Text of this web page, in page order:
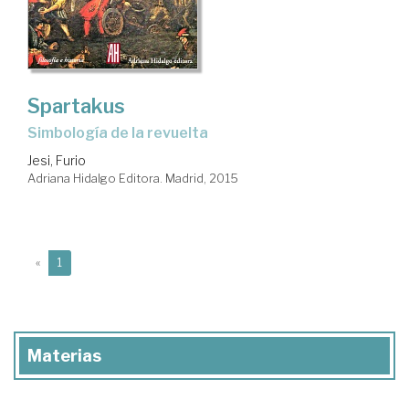
Spartakus
simbología de la revuelta
Jesi, Furio
Adriana Hidalgo Editora. Madrid, 2015
« 1
Materias